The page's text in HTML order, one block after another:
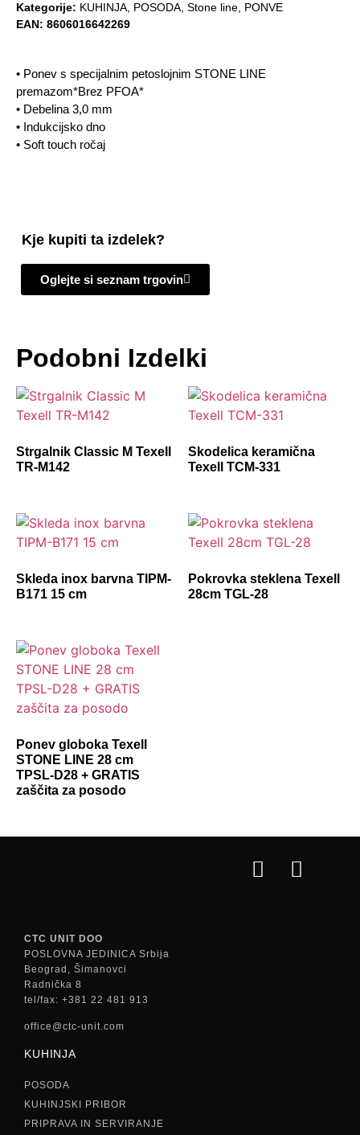
Kategorije: KUHINJA POSODA Stone line PONVE
EAN: 8606016642269
• Ponev s specijalnim petoslojnim STONE LINE
premazom*Brez PFOA*
• Debelina 3,0 mm
• Indukcijsko dno
• Soft touch ročaj
Kje kupiti ta izdelek?
Oglejte si seznam trgovin
Podobni Izdelki
Strgalnik Classic M Texell
TR-M142
Skodelica keramična
Texell TCM-331
Skleda inox barvna TIPM-
B171 15 cm
Pokrovka steklena Texell
28cm TGL-28
Ponev globoka Texell
STONE LINE 28 cm
TPSL-D28 + GRATIS
zaščita za posodo
CTC UNIT DOO
POSLOVNA JEDINICA Srbija
Beograd, Šimanovci
Radnička 8
tel/fax: +381 22 481 913
office@ctc-unit.com
KUHINJA
POSODA
KUHINJSKI PRIBOR
PRIPRAVA IN SERVIRANJE